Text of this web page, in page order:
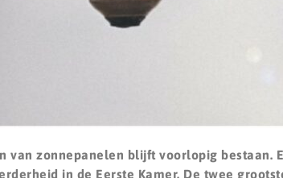
van zonnepanelen blijft voorlopig bestaan.
in de Eerste Kamer. De twee